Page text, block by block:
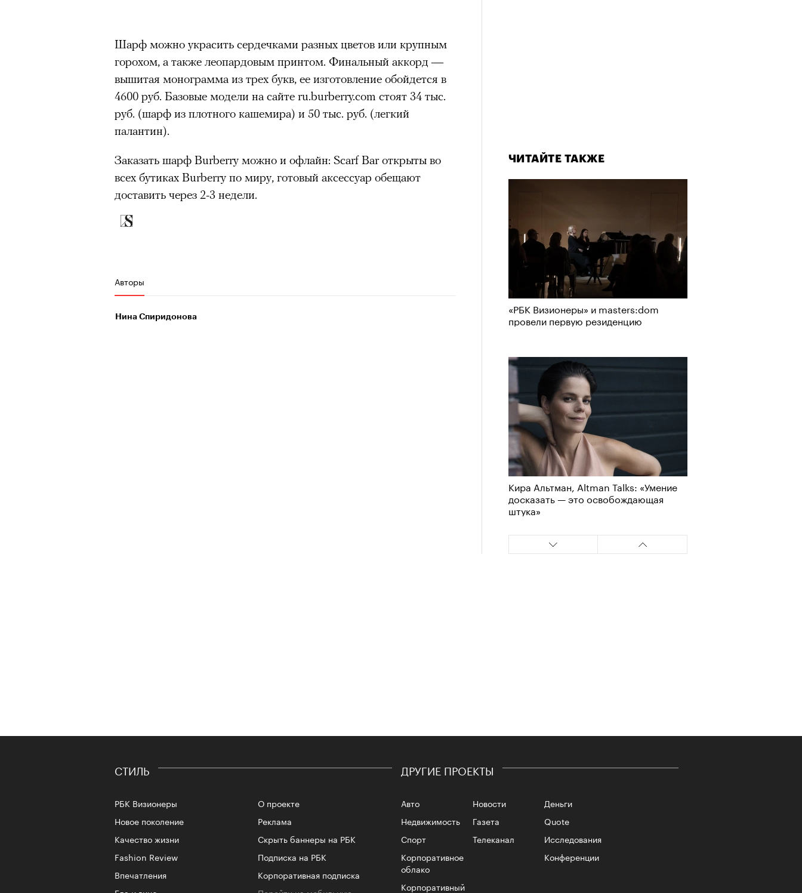
ЧИТАЙТЕ ТАКЖЕ
«РБК Визионеры» и masters:dom
провели первую резиденцию
Кира Альтман, Altman Talks: «Умение
досказать — это освобождающая
штука»
4 коллаборации, которые нельзя
пропустить
Шарф можно украсить сердечками разных цветов или крупным
горохом, а также леопардовым принтом. Финальный аккорд —
вышитая монограмма из трех букв, ее изготовление обойдется в
4600 руб. Базовые модели на сайте ru.burberry.com стоят 34 тыс.
руб. (шарф из плотного кашемира) и 50 тыс. руб. (легкий
палантин).
Заказать шарф Burberry можно и офлайн: Scarf Bar открыты во
всех бутиках Burberry по миру, готовый аксессуар обещают
доставить через 2-3 недели.
Авторы
Нина Спиридонова
СТИЛЬ
РБК Визионеры
Новое поколение
Качество жизни
Fashion Review
Впечатления
О проекте
Реклама
Скрыть баннеры на РБК
Подписка на РБК
Корпоративная подписка
ДРУГИЕ ПРОЕКТЫ
Авто
Недвижимость
Спорт
Корпоративное
облако
Корпоративный
Новости
Газета
Телеканал
Деньги
Quote
Исследования
Конференции